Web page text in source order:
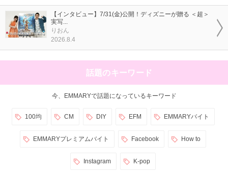
【インタビュー】7/31(金)公開！ディズニーが贈る ＜超＞
実写...
りおん
2026.8.4
話題のキーワード
今、EMMARYで話題になっているキーワード
100均 CM DIY EFM EMMARYバイト
EMMARYプレミアムバイト Facebook How to
Instagram K-pop